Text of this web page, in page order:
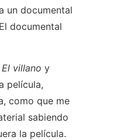
un documental
documental
El villano y
película,
como que me
sabiendo
la película.